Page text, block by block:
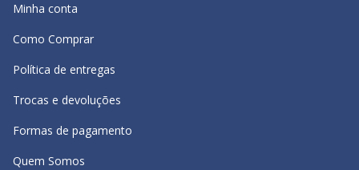
Minha conta
Como Comprar
Política de entregas
Trocas e devoluções
Formas de pagamento
Quem Somos